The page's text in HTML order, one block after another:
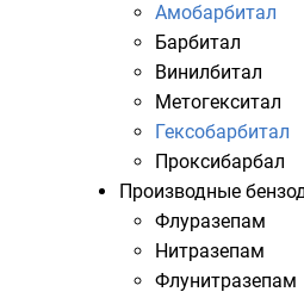
Амобарбитал
Барбитал
Винилбитал
Метогекситал
Гексобарбитал
Проксибарбал
Производные
Флуразепам
Нитразепам
Флунитразепам